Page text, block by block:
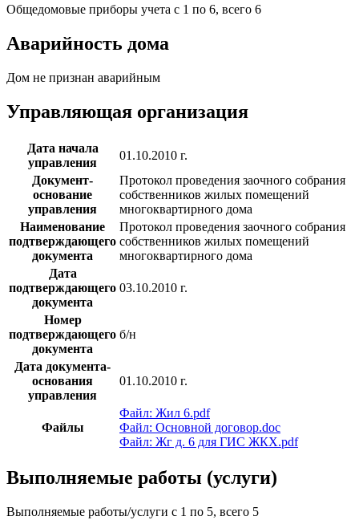
Общедомовые приборы учета с 1 по 6, всего 6
Аварийность дома
Дом не признан аварийным
Управляющая организация
Дата начала
управления
01.10.2010 г.
Документ-
основание
управления
Протокол проведения заочного собрания
собственников жилых помещений
многоквартирного дома
Наименование
подтверждающего
документа
Протокол проведения заочного собрания
собственников жилых помещений
многоквартирного дома
Дата
подтверждающего
документа
03.10.2010 г.
Номер
подтверждающего
документа
б/н
Дата документа-
основания
управления
01.10.2010 г.
Файлы
Файл: Жил 6.pdf
Файл: Основной договор.doc
Файл: Жг д. 6 для ГИС ЖКХ.pdf
Выполняемые работы (услуги)
Выполняемые работы/услуги с 1 по 5, всего 5